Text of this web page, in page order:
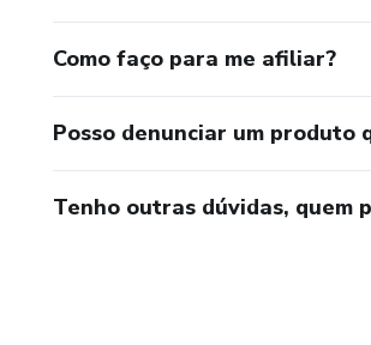
Como faço para me afiliar?
Posso denunciar um produto
Tenho outras dúvidas, quem